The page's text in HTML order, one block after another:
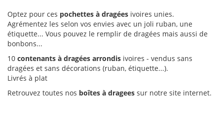
Optez pour ces pochettes à dragées ivoires unies.
Agrémentez les selon vos envies avec un joli ruban, une
étiquette... Vous pouvez le remplir de dragées mais aussi de
bonbons...
10 contenants à dragées arrondis ivoires - vendus sans
dragées et sans décorations (ruban, étiquette...).
Livrés à plat
Retrouvez toutes nos boîtes à dragees sur notre site internet.